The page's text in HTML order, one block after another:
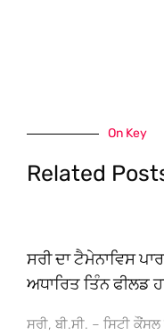
On Key
Related
ਸਰੀ ਦਾ ਟੈਮੇਨਾਵਿਸ
ਅਧਾਰਿਤ ਤਿੰਨ ਫੀਲਡ
ਸਰੀ, ਬੀ.ਸੀ. – ਸਿਟੀ